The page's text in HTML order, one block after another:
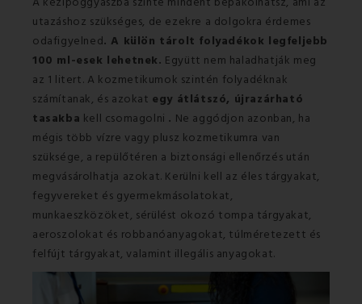
utazáshoz szükséges, de ezekre a dolgokra érdemes
odafigyelned. A külön tárolt folyadékok legfeljebb
100 ml-esek lehetnek. Együtt nem haladhatják meg
az 1 litert. A kozmetikumok szintén folyadéknak
számítanak, és azokat egy átlátszó, újrazárható
tasakba kell csomagolni . Ne aggódjon azonban, ha
mégis több vízre vagy plusz kozmetikumra van
szüksége, a repülőtéren a biztonsági ellenőrzés után
megvásárolhatja azokat. Kerülni kell az éles tárgyakat,
fegyvereket és gyermekmásolatokat,
munkaeszközöket, sérülést okozó tompa tárgyakat,
aeroszolokat és robbanóanyagokat, túlméretezett és
felfújt tárgyakat, valamint illegális anyagokat.